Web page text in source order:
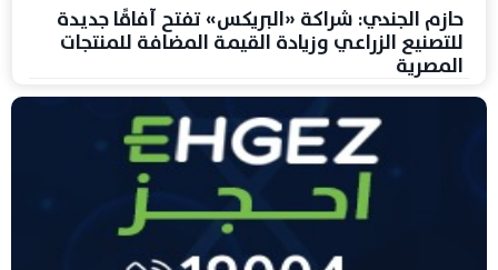
حازم الجندي: شراكة «البريكس» تفتح آفاقًا جديدة
للتصنيع الزراعي وزيادة القيمة المضافة للمنتجات
المصرية